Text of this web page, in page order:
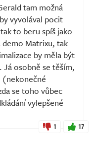
tam možná
vyvolával pocit
to beru spíš jako
demo Matrixu, tak
by měla být
osobně se těším,
(nekonečné
se toho vůbec
vylepšené
1 17